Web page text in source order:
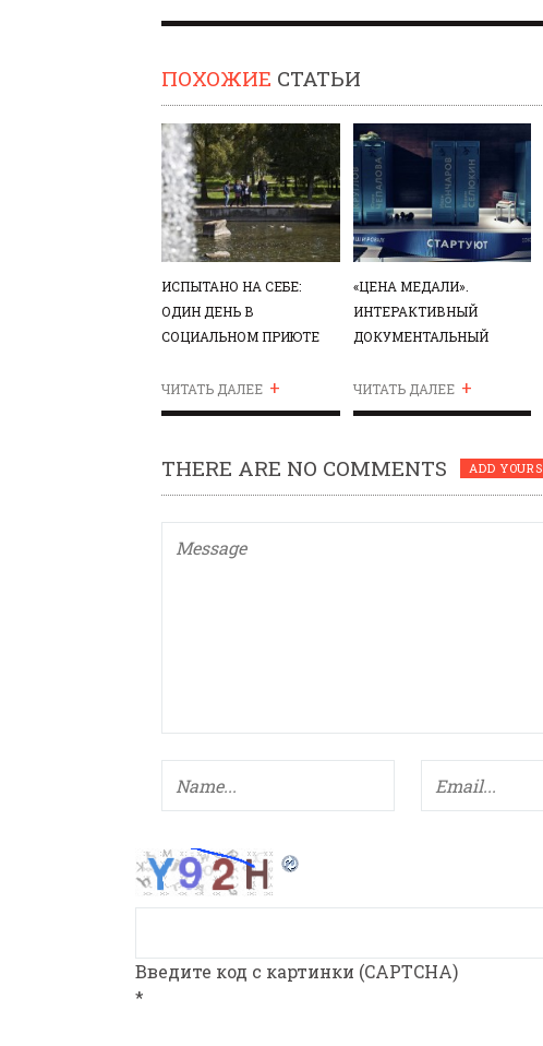
ПОХОЖИЕ СТАТЬИ
ИСПЫТАНО НА СЕБЕ:
ОДИН ДЕНЬ В
СОЦИАЛЬНОМ ПРИЮТЕ
ОСОБЕННОСТЯМИ
РАЗВИТИЯ
ЧИТАТЬ ДАЛЕЕ +
«ЦЕНА МЕДАЛИ».
ИНТЕРАКТИВНЫЙ
ДОКУМЕНТАЛЬНЫЙ
ЧИТАТЬ ДАЛЕЕ +
THERE ARE NO COMMENTS ADD YOURS
Введите код с картинки (CAPTCHA)
*